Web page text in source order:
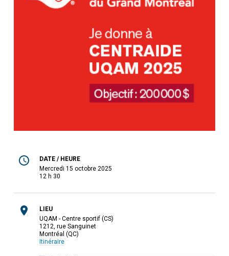
DATE / HEURE
mercredi 15 octobre 2025
12 h 30
LIEU
UQAM - Centre sportif (CS)
1212, rue Sanguinet
Montréal (QC)
Itinéraire